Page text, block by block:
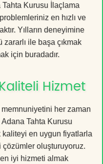
Kurusu İlaçlama
en hızlı ve
Yılların deneyimine
ile başa çıkmak
için buradadır.
Hizmet
her zaman
Tahta Kurusu
kaliteyi en uygun fiyatlarla
oluşturuyoruz.
iyi hizmeti almak